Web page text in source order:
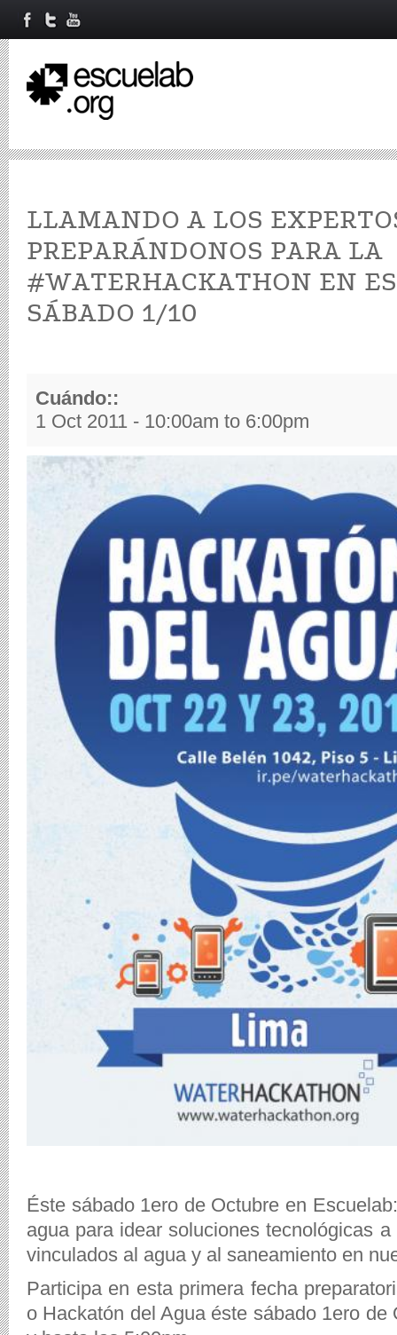
LLAMANDO A LOS
PREPARÁNDONOS PARA LA
#WATERHACKATHON EN
SÁBADO 1/10
Cuándo::
1 Oct 2011 - 10:00am to 6:00pm
Éste sábado 1ero de Octubre en
agua para idear soluciones tecnológicas
vinculados al agua y al saneamiento en
Participa en esta primera fecha
o Hackatón del Agua éste sábado 1ero de